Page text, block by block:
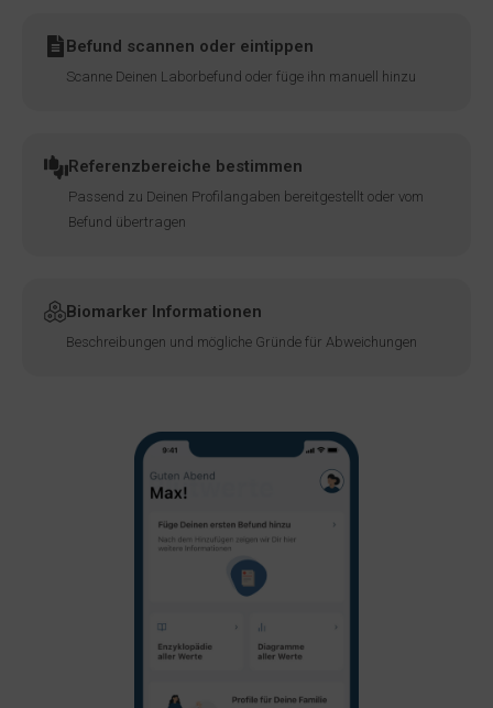
Befund scannen oder eintippen
Scanne Deinen Laborbefund oder füge ihn manuell hinzu
Referenzbereiche bestimmen
Passend zu Deinen Profilangaben bereitgestellt oder vom
Befund übertragen
Biomarker Informationen
Beschreibungen und mögliche Gründe für Abweichungen